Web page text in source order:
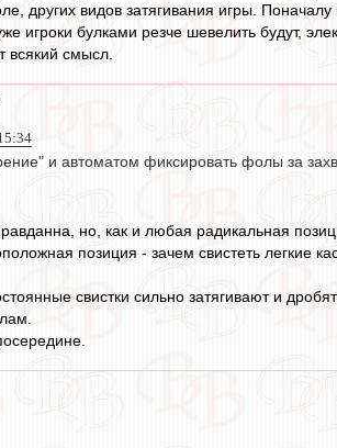
других видов затягивания игры.
игроки булками резче шевелить будут,
всякий смысл.
и автоматом фиксировать фолы за
но, как и любая радикальная
позиция - зачем свистеть легкие
свистки сильно затягивают и